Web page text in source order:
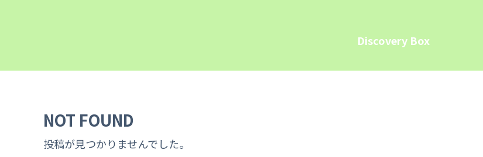
Discovery Box
NOT FOUND
投稿が見つかりませんでした。